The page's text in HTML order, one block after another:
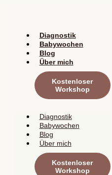
Diagnostik
Babywochen
Blog
Über mich
Kostenloser
Workshop
Diagnostik
Babywochen
Blog
Über mich
Kostenloser
Workshop